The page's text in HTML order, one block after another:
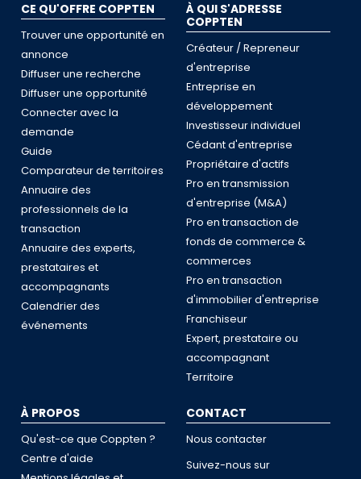
CE QU'OFFRE COPPTEN
Trouver une opportunité en
annonce
Diffuser une recherche
Diffuser une opportunité
Connecter avec la
demande
Guide
Comparateur de territoires
Annuaire des
professionnels de la
transaction
Annuaire des experts,
prestataires et
accompagnants
Calendrier des
événements
À QUI S'ADRESSE
COPPTEN
Créateur / Repreneur
d'entreprise
Entreprise en
développement
Investisseur individuel
Cédant d'entreprise
Propriétaire d'actifs
Pro en transmission
d'entreprise (M&A)
Pro en transaction de
fonds de commerce &
commerces
Pro en transaction
d'immobilier d'entreprise
Franchiseur
Expert, prestataire ou
accompagnant
Territoire
À PROPOS
Qu'est-ce que Coppten ?
Centre d'aide
CONTACT
Nous contacter
Suivez-nous sur